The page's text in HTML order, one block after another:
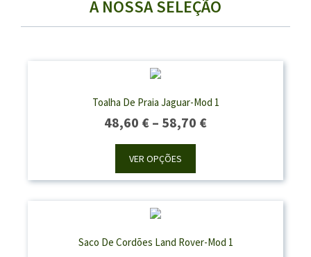
A NOSSA SELEÇÃO
Toalha De Praia Jaguar-Mod 1
48,60 € – 58,70 €Price
Through
VER OPÇÕES
Saco De Cordões Land Rover-Mod 1